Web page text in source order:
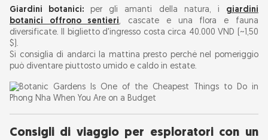
Giardini botanici: per gli amanti della natura, i giardini
botanici offrono sentieri, cascate e una flora e fauna
diversificate. Il biglietto d'ingresso costa circa 40.000 VND (~1,50
$).
Si consiglia di andarci la mattina presto perché nel pomeriggio
può diventare piuttosto umido e caldo in estate.
Consigli di viaggio per esploratori con un